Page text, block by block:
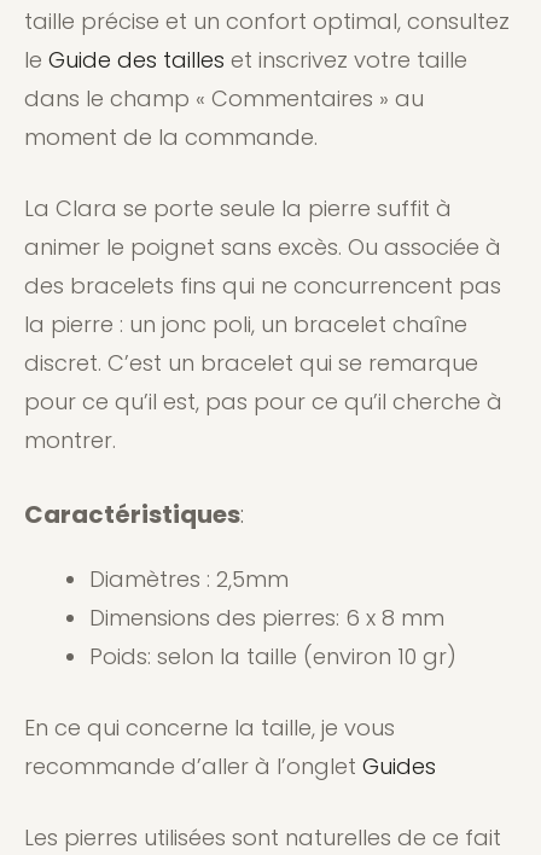
taille précise et un confort optimal, consultez
le Guide des tailles et inscrivez votre taille
dans le champ « Commentaires » au
moment de la commande.
La Clara se porte seule la pierre suffit à
animer le poignet sans excès. Ou associée à
des bracelets fins qui ne concurrencent pas
la pierre : un jonc poli, un bracelet chaîne
discret. C’est un bracelet qui se remarque
pour ce qu’il est, pas pour ce qu’il cherche à
montrer.
Caractéristiques:
Diamètres : 2,5mm
Dimensions des pierres: 6 x 8 mm
Poids: selon la taille (environ 10 gr)
En ce qui concerne la taille, je vous
recommande d’aller à l’onglet Guides
Les pierres utilisées sont naturelles de ce fait